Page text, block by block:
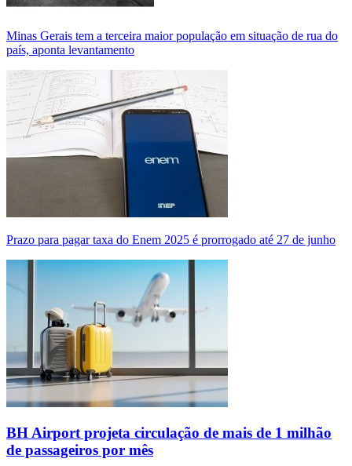
Minas Gerais tem a terceira maior população em situação de rua do
país, aponta levantamento
Prazo para pagar taxa do Enem 2025 é prorrogado até 27 de junho
BH Airport projeta circulação de mais de 1 milhão
de passageiros por mês